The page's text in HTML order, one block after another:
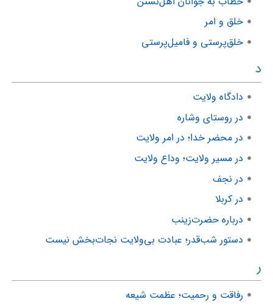
خلق و امر
خلق‌پرستی و فامیل‌پرستی
د
دادگاه ولایت
در روستای وشاره
در محضر خدا؛ در امر ولایت
در مسیر ولایت؛ وداع ولایت
در نجف
در کربلا
درباره حضرت‌زینب
دستور شب‌قدر؛ عبادت بی‌ولایت نجات‌بخش نیست
ر
رفاقت و رحمیت؛ عظمت شیعه